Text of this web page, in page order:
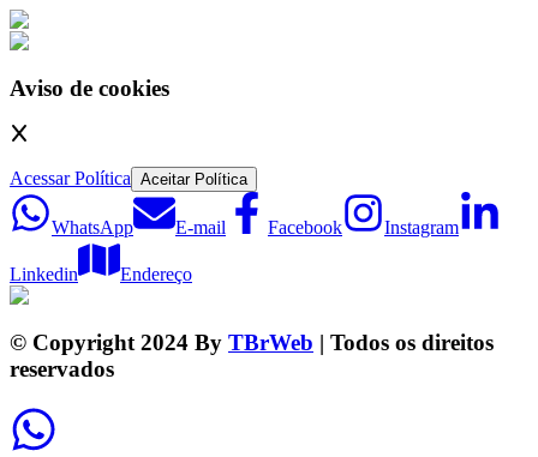
Aviso de cookies
Acessar Política Aceitar Política
WhatsApp E-mail Facebook Instagram
Linkedin Endereço
© Copyright 2024 By TBrWeb | Todos os direitos
reservados